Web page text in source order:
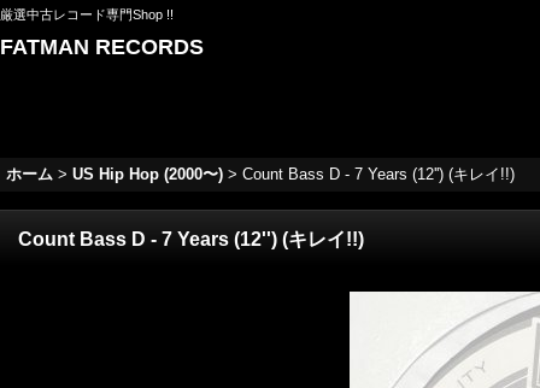
厳選中古レコード専門Shop !!
FATMAN RECORDS
ホーム > US Hip Hop (2000〜) > Count Bass D - 7 Years (12'') (キレイ!!)
Count Bass D - 7 Years (12'') (キレイ!!)